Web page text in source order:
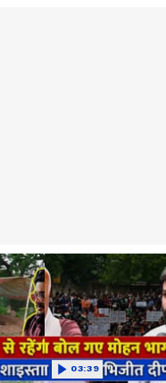
03:39